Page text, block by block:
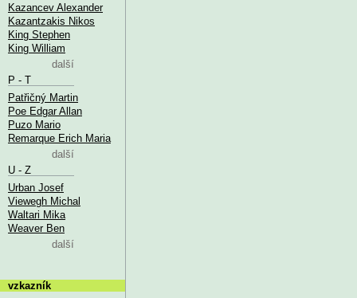
Kazancev Alexander
Kazantzakis Nikos
King Stephen
King William
další
P - T
Patřičný Martin
Poe Edgar Allan
Puzo Mario
Remarque Erich Maria
další
U - Z
Urban Josef
Viewegh Michal
Waltari Mika
Weaver Ben
další
vzkazník